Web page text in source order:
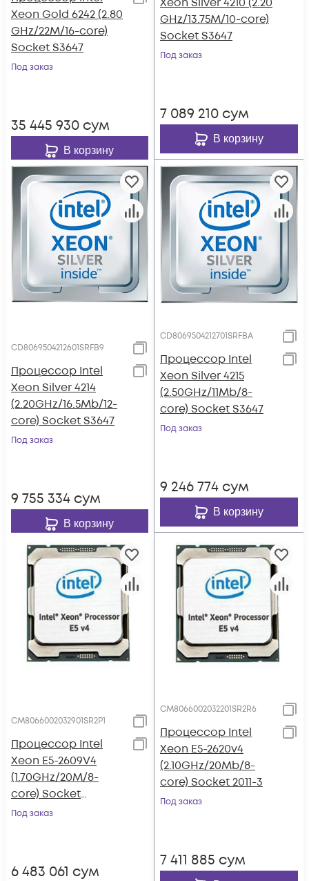
Xeon Gold 6242 (2.80
GHz/22M/16-core)
Socket S3647
Под заказ
35 445 930 сум
В корзину
GHz/13.75M/10-core)
Socket S3647
Под заказ
7 089 210 сум
В корзину
CD8069504212601SRFB9
Процессор Intel
Xeon Silver 4214
(2.20GHz/16.5Mb/12-
core) Socket S3647
Под заказ
9 755 334 сум
В корзину
CD8069504212701SRFBA
Процессор Intel
Xeon Silver 4215
(2.50GHz/11Mb/8-
core) Socket S3647
Под заказ
9 246 774 сум
В корзину
CM8066002032901SR2P1
Процессор Intel
Xeon E5-2609V4
(1.70GHz/20M/8-
core) Socket
LGA2011-3
Под заказ
6 483 061 сум
CM8066002032201SR2R6
Процессор Intel
Xeon E5-2620v4
(2.10GHz/20Mb/8-
core) Socket 2011-3
Под заказ
7 411 885 сум